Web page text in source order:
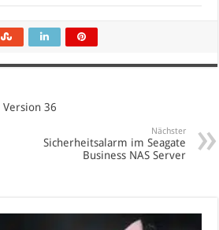
36
Nächster
Sicherheitsalarm im Seagate
Business NAS Server